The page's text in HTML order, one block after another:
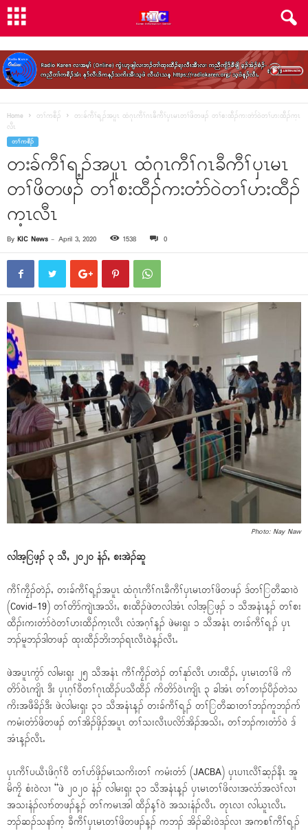
Home တၢ်ကစီၣ်
တးခ်ကီၢ်ရ့ၣ်အပူၤ ထံဂုၤကီၢ်ဂၤခီကီၢ်ၦၤမၤတၢ်ဖိတဖၣ် တၢ်စးထီၣ်ကးတံာ်၀ဲတၢ်ဟးထီၣ်က့ၤ
လီၤ
တၢ်ကစီၣ်
တးခ်ကီၢ်ရ့ၣ်အပူၤ ထံဂုၤကီၢ်ဂၤခီကီၢ်ၦၤမၤ
တၢ်ဖိတဖၣ် တၢ်စးထီၣ်ကးတံာ်၀ဲတၢ်ဟးထီၣ်
က့ၤလီၤ
By KIC News - April 3, 2020 1538 0
Photo: Nay Naw
လါအ့ြဖ့ၣ် ၃ သီႇ ၂၀၂၀ နံၣ်ႇ စးအဲၣ်ဆူ
ကီၢ်ကၠီၣ်တဲၣ်ႇ တးခ်ကီၢ်ရ့ၣ်အပူၤ ထံဂုၤကီၢ်ဂၤခီကီၢ်ၦၤမၤတၢ်ဖိတဖၣ် ဒ်တၢ်ြတီဆၢ၀ဲ
(Covid-19) တၢ်တိာ်ကျဲၤအသိးႇ စးထီၣ်ဖဲတလါအံၤ လါအ့ြဖ့ၣ် ၁ သီအနံၤန့ၣ် တၢ်စး
ထီၣ်းကးတံာ်၀ဲတၢ်ဟးထီၣ်က့ၤလီၤ လံအဂ့ၢ်န့ၣ် ဖဲမးရှး ၁ သီအနံၤ တးခ်ကီၢ်ရ့ၣ် ၦၤ
ဘၣ်မူဘၣ်ဒါတဖၣ် ထုးထီၣ်ဘိးဘၣ်ရၤလီၤ၀ဲန့ၣ်လီၤႉ
ဖဲအပူၤကွံာ် လါမးရှး ၂၅ သီအနံၤ ကီၢ်ကၠီၣ်တဲၣ် တၢ်နုာ်လီၤ ဟးထီၣ်ႇ ၦၤမၤတၢ်ဖိ ကိ
တိာ်၀ဲၤကျိၤ ဒီး ၦၤဂ့ၢ်၀ီတၢ်ဂုၤထီၣ်ပသီထီၣ် ကိတိာ်၀ဲၤကျိၤ ၃ ခါအံၤ တၢ်တၢၣ်ပီၣ်တဲသ
ကိးအဖီခိၣ်ဒီး ဖဲလါမးရှး ၃၁ သီအနံၤန့ၣ် တးခ်ကီၢ်ရ့ၣ် တၢ်ြတီဆၢတၢ်ဘၣ်ကူဘၣ်ဂာ်
ကမံးတံာ်ဖိတဖၣ် တၢ်အိၣ်ဖှိၣ်အပူၤ တၢ်သးလီၤပလိာ်အိၣ်အသိးႇ တၢ်ဘၣ်ကးတံာ်၀ဲ ဒ်
အံၤန့ၣ်လီၤႉ
ၦၤကီၢ်ပယီၤဖိဂ့ၢ်၀ီ တၢ်ပာ်ဖှိၣ်မၤသကိးတၢ် ကမံးတံာ် (JACBA) ၦၤပၢၤလီၢ်ဆ့ၣ်နီၤ အူ
မိကၠိ စံး၀ဲလၢ “ဖဲ ၂၀၂၀ နံၣ် လါမးရှး ၃၁ သီအနံၤန့ၣ် ၦၤမၤတၢ်ဖိလၢအလံာ်အလဲၢ်လၢ
အသးနံၣ်လၢာ်တဖၣ်န့ၣ် တၢ်ကမၤအါ ထီၣ်န့ၢ်၀ဲ အသးနံၣ်လီၤႉ တုၤလၢ လါယူၤလီၤႉ
ဘၣ်ဆၣ်သနာ်က့ ခီကီၢ်ၦၤမၤတၢ်ဖိတဖၣ်န့ၣ် ကဘၣ် အိၣ်ဆိး၀ဲဒၣ်လၢ အကစၢ်ကီၢ်ရ့ၣ်